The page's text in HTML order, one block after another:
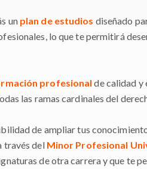
un plan de estudios diseñado
lo que te permitirá
profesional de calidad y
las ramas cardinales del
de ampliar tus
través del Minor Profesional
de otra carrera y que te